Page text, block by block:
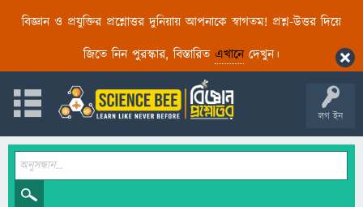
বিজ্ঞান ও প্রযুক্তির প্রশ্নোত্তর দুনিয়ায় আপনাকে স্বাগতম! প্রশ্ন-উত্তর দিয়ে
জিতে নিন পুরস্কার, বিস্তারিত এখানেদেখুন।
লগ ইন